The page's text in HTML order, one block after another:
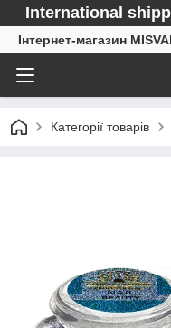
International
Інтернет-магазин
Категорії товарів